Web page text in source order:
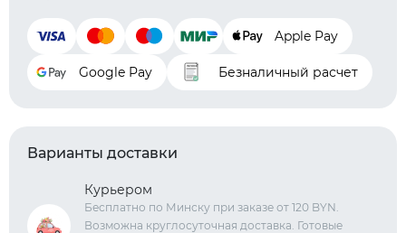
Apple Pay
Google Pay Безналичный расчет
Варианты доставки
Курьером
Бесплатно по Минску при заказе от 120 BYN.
Возможна круглосуточная доставка. Готовые